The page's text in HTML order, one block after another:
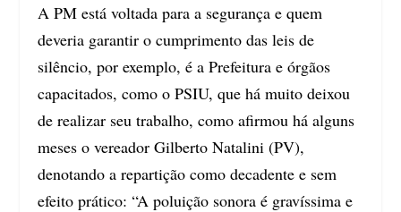
A PM está voltada para a segurança e quem
deveria garantir o cumprimento das leis de
silêncio, por exemplo, é a Prefeitura e órgãos
capacitados, como o PSIU, que há muito deixou
de realizar seu trabalho, como afirmou há alguns
meses o vereador Gilberto Natalini (PV),
denotando a repartição como decadente e sem
efeito prático: “A poluição sonora é gravíssima e